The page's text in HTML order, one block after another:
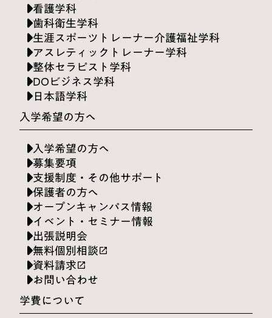
看護学科
歯科衛生学科
生涯スポーツトレーナー介護福祉学科
アスレティックトレーナー学科
整体セラピスト学科
DOビジネス学科
日本語学科
入学希望の方へ
入学希望の方へ
募集要項
支援制度・その他サポート
保護者の方へ
オープンキャンパス情報
イベント・セミナー情報
出張説明会
無料個別相談launch
資料請求launch
お問い合わせ
学費について